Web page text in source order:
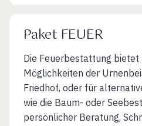
Paket FEUER
Die Feuerbestattung
Möglichkeiten der
Friedhof, oder für
wie die Baum- oder
persönlicher Beratung,